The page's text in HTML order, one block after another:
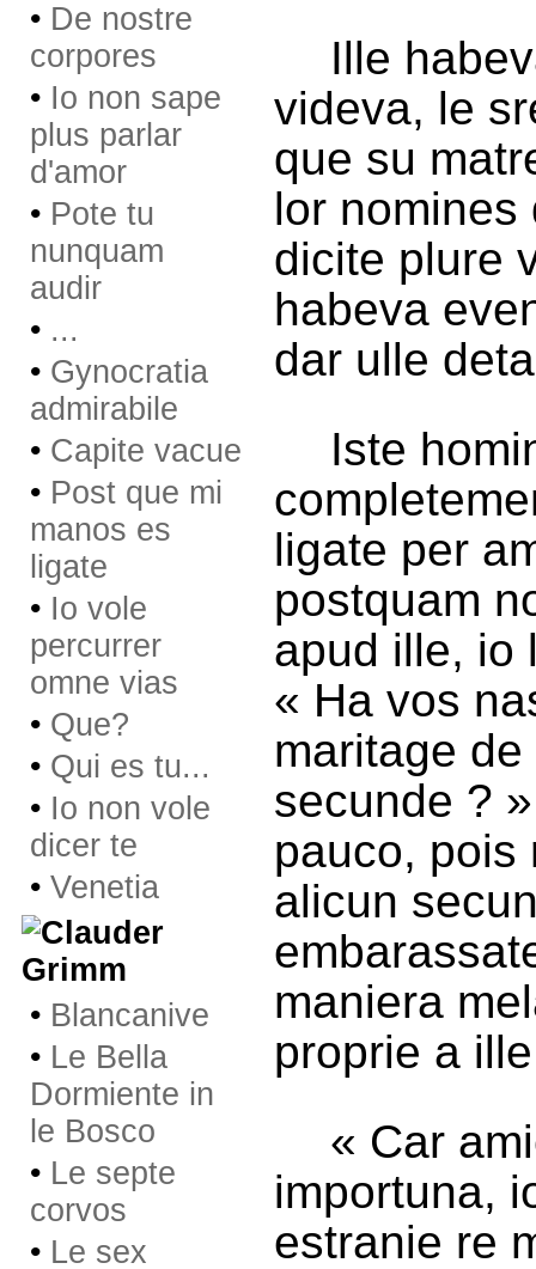
• De nostre
corpores
• Io non sape
plus parlar
d'amor
• Pote tu
nunquam
audir
• ...
• Gynocratia
admirabile
• Capite vacue
• Post que mi
manos es
ligate
• Io vole
percurrer
omne vias
• Que?
• Qui es tu...
• Io non vole
dicer te
• Venetia
Grimm
• Blancanive
• Le Bella
Dormiente in
le Bosco
• Le septe
corvos
• Le sex
Ille
videva, le
que su
lor nomines
dicite plure
habeva
dar ulle
Iste
ligate per
postquam
apud ille, io
« Ha vos
maritage
secunde ?
pauco, pois
alicun
maniera
proprie a
« Car
importuna,
estranie re